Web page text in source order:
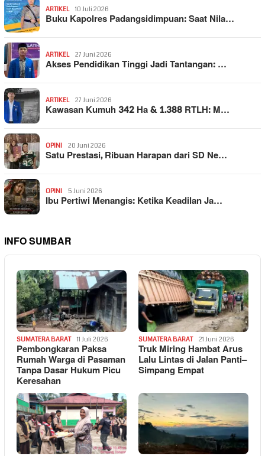
ARTIKEL 10 Juli 2026
Buku Kapolres Padangsidimpuan: Saat Nila…
ARTIKEL 27 Juni 2026
Akses Pendidikan Tinggi Jadi Tantangan: …
ARTIKEL 27 Juni 2026
Kawasan Kumuh 342 Ha & 1.388 RTLH: M…
OPINI 20 Juni 2026
Satu Prestasi, Ribuan Harapan dari SD Ne…
OPINI 5 Juni 2026
Ibu Pertiwi Menangis: Ketika Keadilan Ja…
INFO SUMBAR
SUMATERA BARAT 11 Juli 2026
Pembongkaran Paksa
Rumah Warga di Pasaman
Tanpa Dasar Hukum Picu
Keresahan
SUMATERA BARAT 21 Juni 2026
Truk Miring Hambat Arus
Lalu Lintas di Jalan Panti–
Simpang Empat